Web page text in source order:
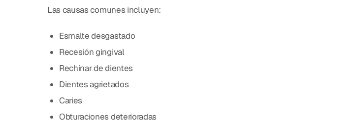
Las causas comunes incluyen:
Esmalte desgastado
Recesión gingival
Rechinar de dientes
Dientes agrietados
Caries
Obturaciones deterioradas